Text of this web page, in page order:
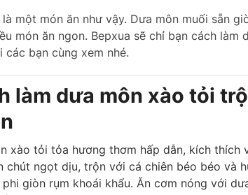
là một món ăn như vậy. Dưa môn muối sẵn
món ăn ngon. Bepxua sẽ chỉ bạn cách
các bạn cùng xem nhé.
làm dưa môn xào tỏi
xào tỏi tỏa hương thơm hấp dẫn, kích thích
chút ngọt dịu, trộn với cá chiên béo béo và
giòn rụm khoái khẩu. Ăn cơm nóng với